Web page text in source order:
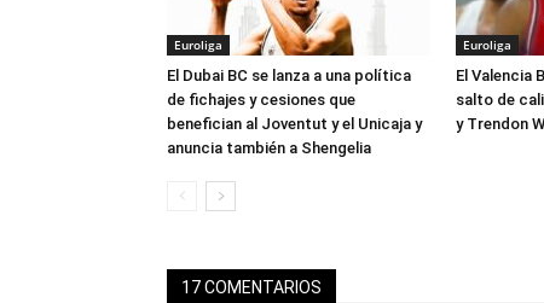
Euroliga
El Dubai BC se lanza a una política
de fichajes y cesiones que
benefician al Joventut y el Unicaja y
anuncia también a Shengelia
Euroliga
El Valencia
salto de
y Trendon
17 COMENTARIOS